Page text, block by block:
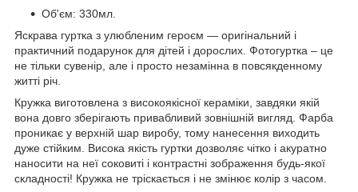
Об'єм: 330мл.
Яскрава гуртка з улюбленим героєм ― оригінальний і
практичний подарунок для дітей і дорослих. Фотогуртка – це
не тільки сувенір, але і просто незамінна в повсякденному
житті річ.
Кружка виготовлена з високоякісної кераміки, завдяки якій
вона довго зберігають привабливий зовнішній вигляд. Фарба
проникає у верхній шар виробу, тому нанесення виходить
дуже стійким. Висока якість гуртки дозволяє чітко і акуратно
наносити на неї соковиті і контрастні зображення будь-якої
складності! Кружка не тріскається і не змінює колір з часом.